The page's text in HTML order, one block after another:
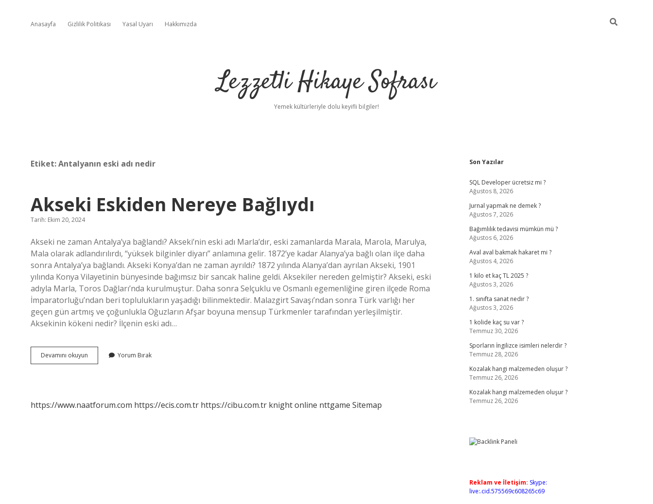
Anasayfa Gizlilik Politikası Yasal Uyarı Hakkımızda
Lezzetli Hikaye Sofrası
Yemek kültürleriyle dolu keyifli bilgiler!
Etiket:Antalyanın eski adı nedir
Akseki Eskiden Nereye Bağlıydı
Tarih: Ekim 20, 2024
Akseki ne zaman Antalya’ya bağlandı? Akseki’nin eski adı Marla’dır, eski zamanlarda Marala, Marola, Marulya,
Mala olarak adlandırılırdı, “yüksek bilginler diyarı” anlamına gelir. 1872’ye kadar Alanya’ya bağlı olan ilçe daha
sonra Antalya’ya bağlandı. Akseki Konya’dan ne zaman ayrıldı? 1872 yılında Alanya’dan ayrılan Akseki, 1901
yılında Konya Vilayetinin bünyesinde bağımsız bir sancak haline geldi. Aksekiler nereden gelmiştir? Akseki, eski
adıyla Marla, Toros Dağları’nda kurulmuştur. Daha sonra Selçuklu ve Osmanlı egemenliğine giren ilçede Roma
İmparatorluğu’ndan beri toplulukların yaşadığı bilinmektedir. Malazgirt Savaşı’ndan sonra Türk varlığı her
geçen gün artmış ve çoğunlukla Oğuzların Afşar boyuna mensup Türkmenler tarafından yerleşilmiştir.
Aksekinin kökeni nedir? İlçenin eski adı…
Devamını okuyun
Eskiden
Yorum Bırak
https://www.naatforum.com https://ecis.com.tr https://cibu.com.tr knight online nttgame Sitemap
Sidebar
Son Yazılar
SQL Developer ücretsiz mi ?
Ağustos 8, 2026
Jurnal yapmak ne demek ?
Ağustos 7, 2026
Bağımlılık tedavisi mümkün mü ?
Ağustos 6, 2026
Aval aval bakmak hakaret mi ?
Ağustos 4, 2026
1 kilo et kaç TL 2025 ?
Ağustos 3, 2026
1. sınıfta sanat nedir ?
Ağustos 3, 2026
1 kolide kaç su var ?
Temmuz 30, 2026
Sporların İngilizce isimleri nelerdir ?
Temmuz 28, 2026
Kozalak hangi malzemeden oluşur ?
Temmuz 26, 2026
Kozalak hangi malzemeden oluşur ?
Temmuz 26, 2026
Reklam ve İletişim: Skype:
live:.cid.575569c608265c69